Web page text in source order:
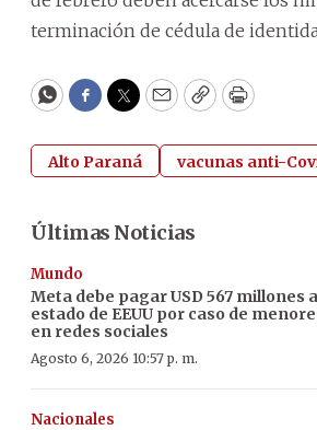
terminación de cédula de
WhatsApp
Facebook
Twitter
EmailCopyPrint
Alto Paraná vacunas anti-
Últimas Noticias
Mundo
Meta debe pagar USD 567 millones a
estado de EEUU por caso de
en redes sociales
Agosto 6, 2026 10:57 p. m.
Nacionales